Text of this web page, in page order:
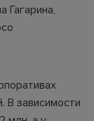
Гагарина,
В зависимости